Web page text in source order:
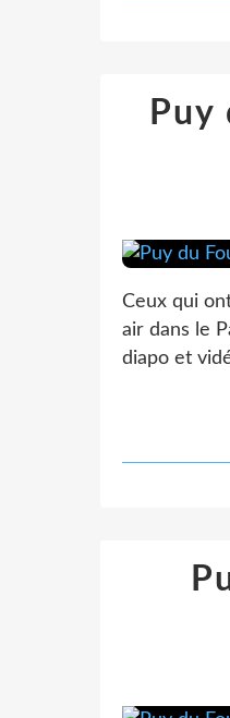
Puy
Ceux qui
air dans le
diapo et